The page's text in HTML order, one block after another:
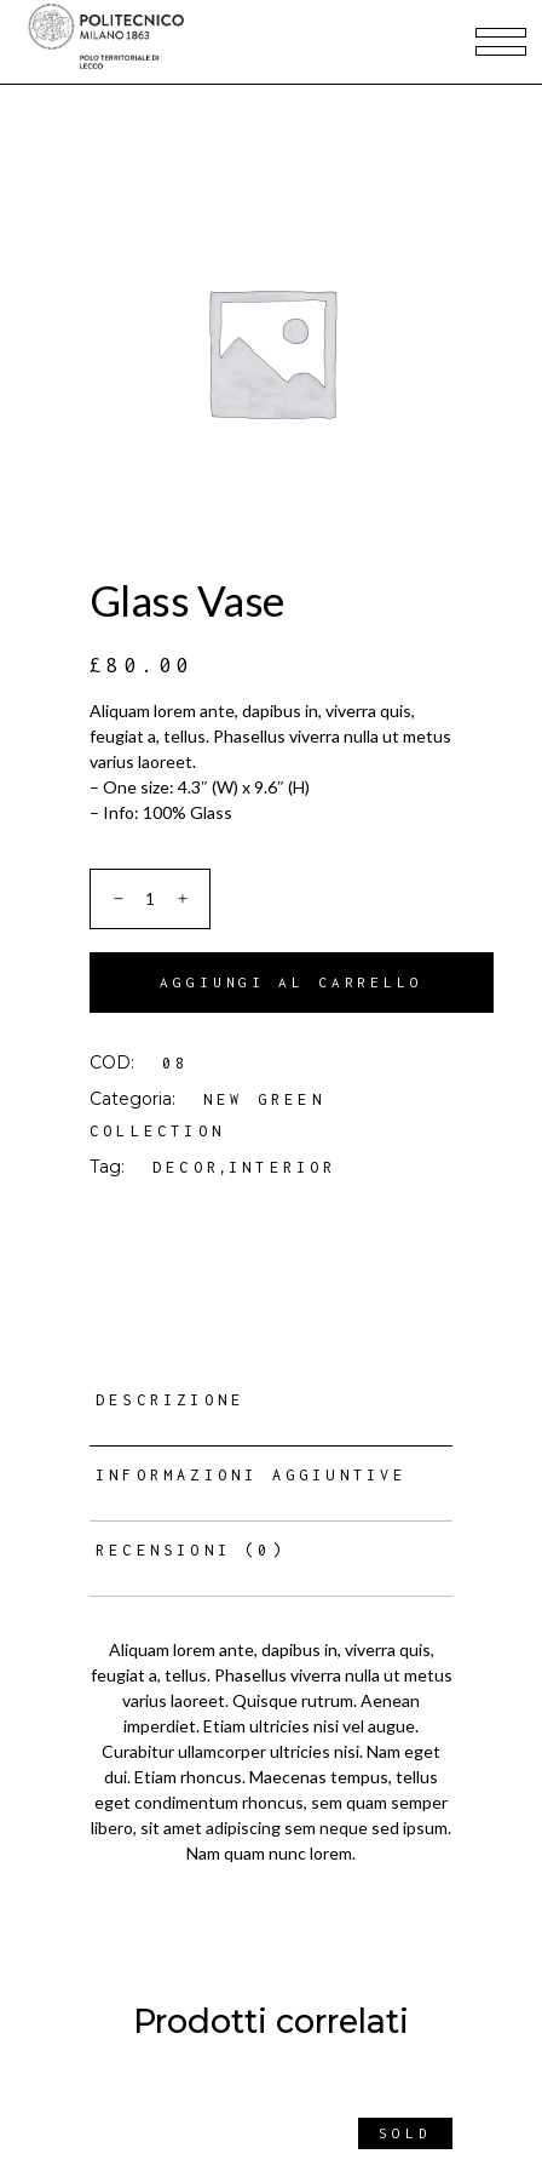
Glass Vase
£80.00
Aliquam lorem ante, dapibus in, viverra quis,
feugiat a, tellus. Phasellus viverra nulla ut metus
varius laoreet.
– One size: 4.3″ (W) x 9.6″ (H)
– Info: 100% Glass
AGGIUNGI AL CARRELLO
COD: 08
Categoria:
NEW GREEN
COLLECTION
Tag: DECOR , INTERIOR
DESCRIZIONE
INFORMAZIONI AGGIUNTIVE
RECENSIONI (0)
Aliquam lorem ante, dapibus in, viverra quis,
feugiat a, tellus. Phasellus viverra nulla ut metus
varius laoreet. Quisque rutrum. Aenean
imperdiet. Etiam ultricies nisi vel augue.
Curabitur ullamcorper ultricies nisi. Nam eget
dui. Etiam rhoncus. Maecenas tempus, tellus
eget condimentum rhoncus, sem quam semper
libero, sit amet adipiscing sem neque sed ipsum.
Nam quam nunc lorem.
Prodotti correlati
SOLD